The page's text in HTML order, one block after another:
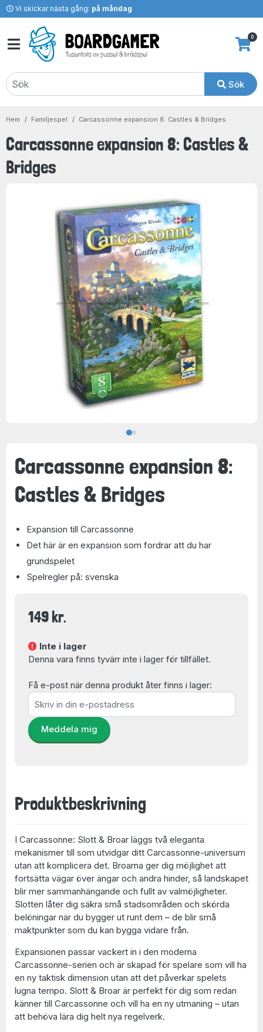
Vi skickar nästa gång: på måndag
Sök
0
Hem Familjespel Carcassonne expansion 8: Castles & Bridges
Carcassonne expansion 8: Castles &
Bridges
Carcassonne expansion 8:
Castles & Bridges
Expansion till Carcassonne
Det här är en expansion som fordrar att du har
grundspelet
Spelregler på: svenska
149 kr.
Inte i lager
Denna vara finns tyvärr inte i lager för tillfället.
Få e-post när denna produkt åter finns i lager:
Meddela mig
Produktbeskrivning
I Carcassonne: Slott & Broar läggs två eleganta
mekanismer till som utvidgar ditt Carcassonne-universum
utan att komplicera det. Broarna ger dig möjlighet att
fortsätta vägar över ängar och andra hinder, så landskapet
blir mer sammanhängande och fullt av valmöjligheter.
Slotten låter dig säkra små stadsområden och skörda
belöningar när du bygger ut runt dem – de blir små
maktpunkter som du kan bygga vidare från.
Expansionen passar vackert in i den moderna
Carcassonne-serien och är skapad för spelare som vill ha
en ny taktisk dimension utan att det påverkar spelets
lugna tempo. Slott & Broar är perfekt för dig som redan
känner till Carcassonne och vill ha en ny utmaning – utan
att behöva lära dig helt nya regelverk.